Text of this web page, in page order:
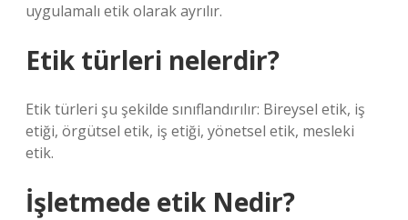
uygulamalı etik olarak ayrılır.
Etik türleri nelerdir?
Etik türleri şu şekilde sınıflandırılır: Bireysel etik, iş
etiği, örgütsel etik, iş etiği, yönetsel etik, mesleki
etik.
İşletmede etik Nedir?